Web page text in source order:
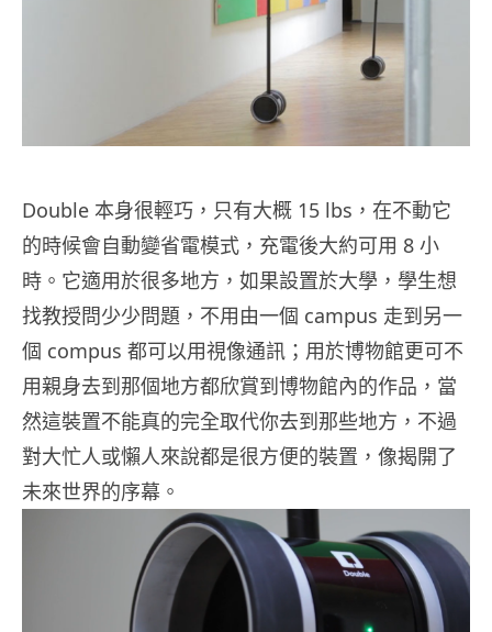
Double 本身很輕巧，只有大概 15 lbs，在不動它
的時候會自動變省電模式，充電後大約可用 8 小
時。它適用於很多地方，如果設置於大學，學生想
找教授問少少問題，不用由一個 campus 走到另一
個 compus 都可以用視像通訊；用於博物館更可不
用親身去到那個地方都欣賞到博物館內的作品，當
然這裝置不能真的完全取代你去到那些地方，不過
對大忙人或懶人來說都是很方便的裝置，像揭開了
未來世界的序幕。